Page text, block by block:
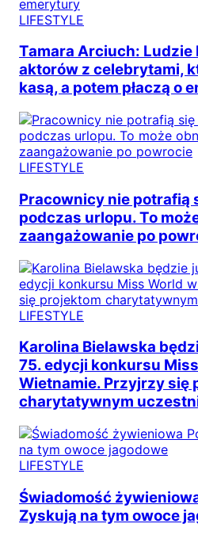
LIFESTYLE
Tamara Arciuch: Ludzie
aktorów z celebrytami,
kasą, a potem płaczą o
LIFESTYLE
Pracownicy nie potrafią
podczas urlopu. To
zaangażowanie po
LIFESTYLE
Karolina Bielawska
75. edycji konkursu
Wietnamie. Przyjrzy się
charytatywnym
LIFESTYLE
Świadomość
Zyskują na tym owoce